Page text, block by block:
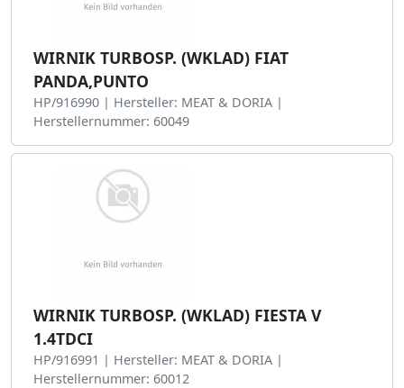
WIRNIK TURBOSP. (WKLAD) FIAT
PANDA,PUNTO
HP/916990 | Hersteller: MEAT & DORIA |
Herstellernummer: 60049
WIRNIK TURBOSP. (WKLAD) FIESTA V
1.4TDCI
HP/916991 | Hersteller: MEAT & DORIA |
Herstellernummer: 60012